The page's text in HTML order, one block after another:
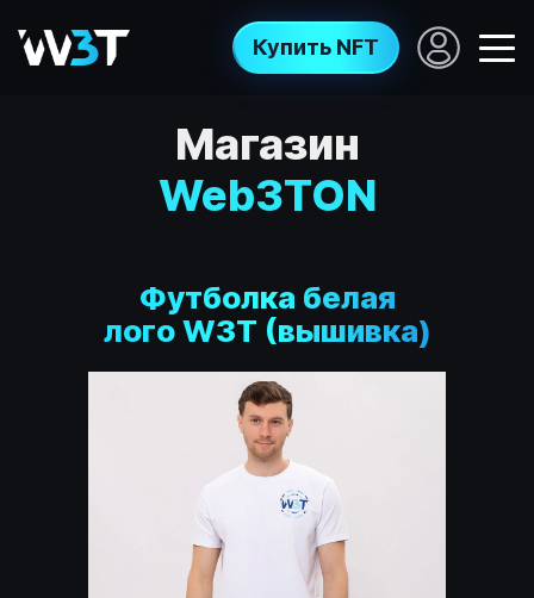
Купить NFT
Магазин
Web3TON
Футболка белая
лого W3T (вышивка)